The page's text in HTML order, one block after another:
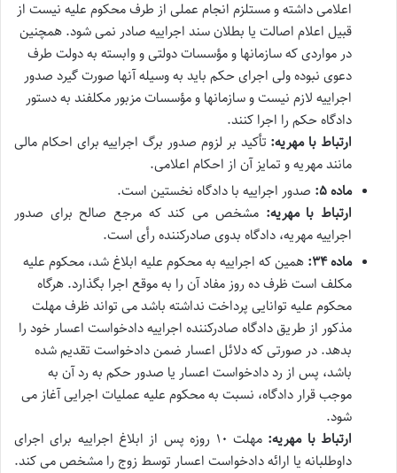
اعلامی داشته و مستلزم انجام عملی از طرف محکوم علیه نیست از
قبیل اعلام اصالت یا بطلان سند اجراییه صادر نمی شود. همچنین
در مواردی که سازمانها و مؤسسات دولتی و وابسته به دولت طرف
دعوی نبوده ولی اجرای حکم باید به وسیله آنها صورت گیرد صدور
اجراییه لازم نیست و سازمانها و مؤسسات مزبور مکلفند به دستور
دادگاه حکم را اجرا کنند.
ارتباط با مهریه: تأکید بر لزوم صدور برگ اجراییه برای احکام مالی
مانند مهریه و تمایز آن از احکام اعلامی.
ماده ۵:
صدور اجراییه با دادگاه نخستین است.
ارتباط با مهریه: مشخص می کند که مرجع صالح برای صدور
اجراییه مهریه، دادگاه بدوی صادرکننده رأی است.
ماده ۳۴:
همین که اجراییه به محکوم علیه ابلاغ شد، محکوم علیه
مکلف است ظرف ده روز مفاد آن را به موقع اجرا بگذارد. هرگاه
محکوم علیه توانایی پرداخت نداشته باشد می تواند ظرف مهلت
مذکور از طریق دادگاه صادرکننده اجراییه دادخواست اعسار خود را
بدهد. در صورتی که دلائل اعسار ضمن دادخواست تقدیم شده
باشد، پس از رد دادخواست اعسار یا صدور حکم به رد آن به
موجب قرار دادگاه، نسبت به محکوم علیه عملیات اجرایی آغاز می
شود.
ارتباط با مهریه:
مهلت ۱۰ روزه پس از ابلاغ اجراییه برای اجرای
داوطلبانه یا ارائه دادخواست اعسار توسط زوج را مشخص می کند.